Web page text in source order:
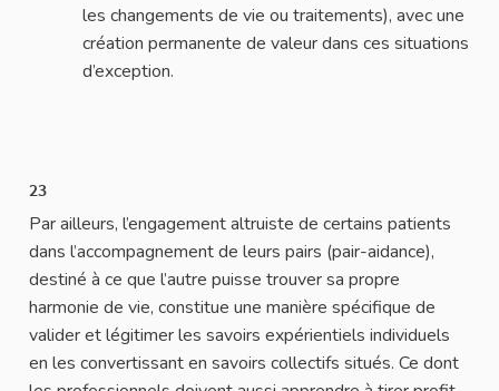
les changements de vie ou traitements), avec une
création permanente de valeur dans ces situations
d’exception.
23
Par ailleurs, l’engagement altruiste de certains patients
dans l’accompagnement de leurs pairs (pair-aidance),
destiné à ce que l’autre puisse trouver sa propre
harmonie de vie, constitue une manière spécifique de
valider et légitimer les savoirs expérientiels individuels
en les convertissant en savoirs collectifs situés. Ce dont